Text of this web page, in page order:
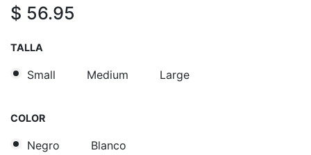
$ 56.95
TALLA
Small Medium Large
COLOR
Negro Blanco